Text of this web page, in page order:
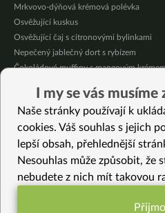
Mrkvovo-dýňová krémová polévka
Osvěžující kuskus
Osvěžující čaj s citronovými bylinkami
Nepečený jablečný dort s rybízem
Čokoládové muffiny s mangovým
Krémová zeleninová polévka s koprem a
Celozrnná rýže basmati se zeleninou
Vybrané recepty
Podzimní pohanka
I my se vás
Naše stránky používají k
cookies. Váš souhlas s jejich
lepší obsah, přehlednější
Nesouhlas může způsobit, že
nebudete z nich mít takovou